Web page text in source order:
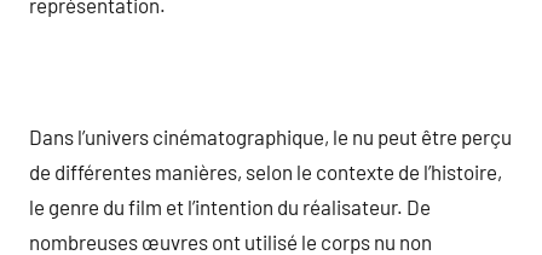
Dans l’univers cinématographique, le nu peut être perçu
de différentes manières, selon le contexte de l’histoire,
le genre du film et l’intention du réalisateur. De
nombreuses œuvres ont utilisé le corps nu non